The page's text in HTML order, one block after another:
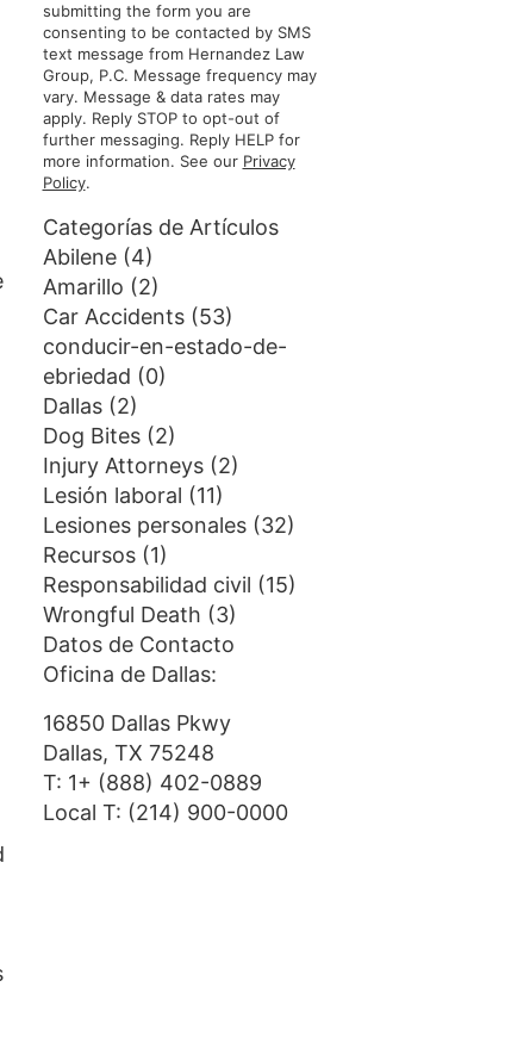
submitting the form you are
consenting to be contacted by SMS
text message from Hernandez Law
Group, P.C. Message frequency may
vary. Message & data rates may
apply. Reply STOP to opt-out of
further messaging. Reply HELP for
more information. See our Privacy
Policy.
Categorías de Artículos
Abilene(4)
Amarillo (2)
Car Accidents(53)
conducir-en-estado-de-
ebriedad (0)
Dallas(2)
Dog Bites(2)
Injury Attorneys(2)
Lesión laboral (11)
Lesiones personales(32)
Recursos(1)
Responsabilidad civil (15)
Wrongful Death (3)
Datos de Contacto
Oficina de Dallas:
16850 Dallas Pkwy
Dallas, TX 75248
T: 1+ (888) 402-0889
Local T: (214) 900-0000